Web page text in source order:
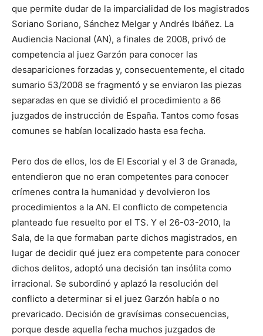
que permite dudar de la imparcialidad de los magistrados
Soriano Soriano, Sánchez Melgar y Andrés Ibáñez. La
Audiencia Nacional (AN), a finales de 2008, privó de
competencia al juez Garzón para conocer las
desapariciones forzadas y, consecuentemente, el citado
sumario 53/2008 se fragmentó y se enviaron las piezas
separadas en que se dividió el procedimiento a 66
juzgados de instrucción de España. Tantos como fosas
comunes se habían localizado hasta esa fecha.
Pero dos de ellos, los de El Escorial y el 3 de Granada,
entendieron que no eran competentes para conocer
crímenes contra la humanidad y devolvieron los
procedimientos a la AN. El conflicto de competencia
planteado fue resuelto por el TS. Y el 26-03-2010, la
Sala, de la que formaban parte dichos magistrados, en
lugar de decidir qué juez era competente para conocer
dichos delitos, adoptó una decisión tan insólita como
irracional. Se subordinó y aplazó la resolución del
conflicto a determinar si el juez Garzón había o no
prevaricado. Decisión de gravísimas consecuencias,
porque desde aquella fecha muchos juzgados de